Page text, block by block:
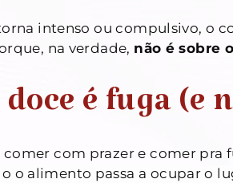
intenso ou compulsivo, o
na verdade, não é sobre
é fuga (e
com prazer e comer pra
o alimento passa a ocupar o